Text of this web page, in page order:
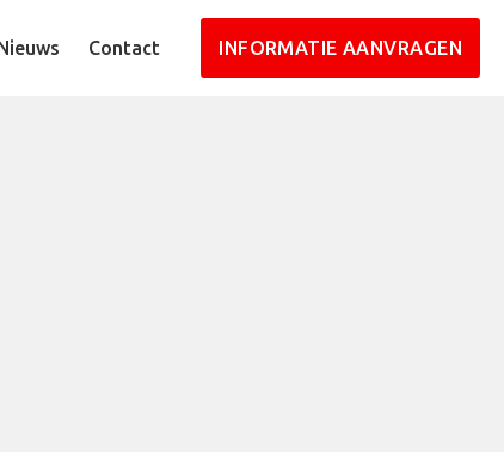
Contact INFORMATIE AANVRAGEN